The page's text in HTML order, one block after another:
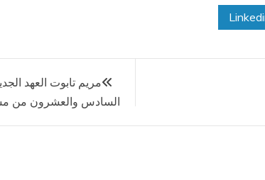
السادس والعشرون من